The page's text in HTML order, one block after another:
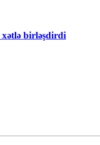
birləşdirdi